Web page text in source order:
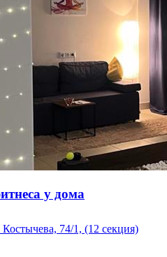
у дома
74/1, (12 секция)